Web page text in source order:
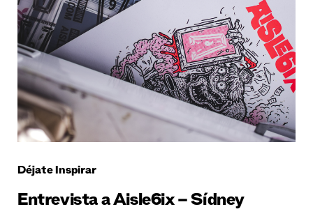
Déjate Inspirar
Entrevista a Aisle6ix – Sídney